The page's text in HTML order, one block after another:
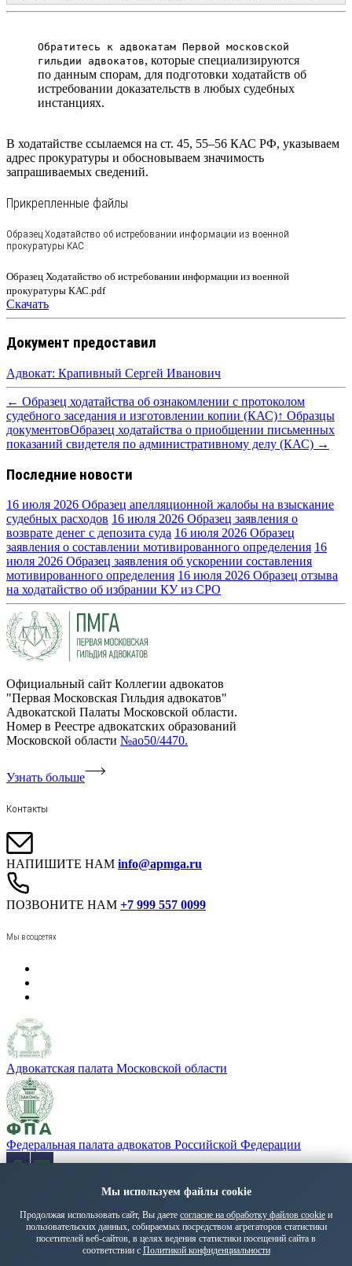
Обратитесь к адвокатам Первой московской
гильдии адвокатов, которые специализируются
по данным спорам, для подготовки ходатайств об
истребовании доказательств в любых судебных
инстанциях.
В ходатайстве ссылаемся на ст. 45, 55–56 КАС РФ, указываем
адрес прокуратуры и обосновываем значимость
запрашиваемых сведений.
Прикрепленные файлы
Образец Ходатайство об истребовании информации из военной
прокуратуры КАС
Образец Ходатайство об истребовании информации из военной
прокуратуры КАС.pdf
Скачать
Документ предоставил
Адвокат: Крапивный Сергей Иванович
← Образец ходатайства об ознакомлении с протоколом
судебного заседания и изготовлении копии (КАС)↑ Образцы
документовОбразец ходатайства о приобщении письменных
показаний свидетеля по административному делу (КАС) →
Последние новости
16 июля 2026 Образец апелляционной жалобы на взыскание
судебных расходов 16 июля 2026 Образец заявления о
возврате денег с депозита суда 16 июля 2026 Образец
заявления о составлении мотивированного определения 16
июля 2026 Образец заявления об ускорении составления
мотивированного определения 16 июля 2026 Образец отзыва
на ходатайство об избрании КУ из СРО
Официальный сайт Коллегии адвокатов
"Первая Московская Гильдия адвокатов"
Адвокатской Палаты Московской области.
Номер в Реестре адвокатских образований
Московской области №ао50/4470.
Узнать больше
Контакты
НАПИШИТЕ НАМ info@apmga.ru
ПОЗВОНИТЕ НАМ +7 999 557 0099
Мы в соцсетях
Адвокатская палата Московской области
Федеральная палата адвокатов Российской Федерации
«Адвокатская газета» - орган Федеральной палаты адвокатов
Политика обработки персональных данных
© 2026 ПМГА. Все права защищены.
Мы используем файлы cookie
Продолжая использовать сайт, Вы даете согласие на обработку файлов cookie и
пользовательских данных, собираемых посредством агрегаторов статистики
посетителей веб-сайтов, в целях ведения статистики посещений сайта в
соответствии с Политикой конфиденциальности